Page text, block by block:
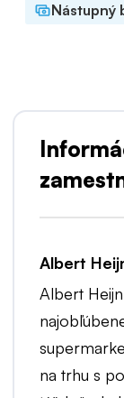
Nástupný
Albert
Albert
na trhu s